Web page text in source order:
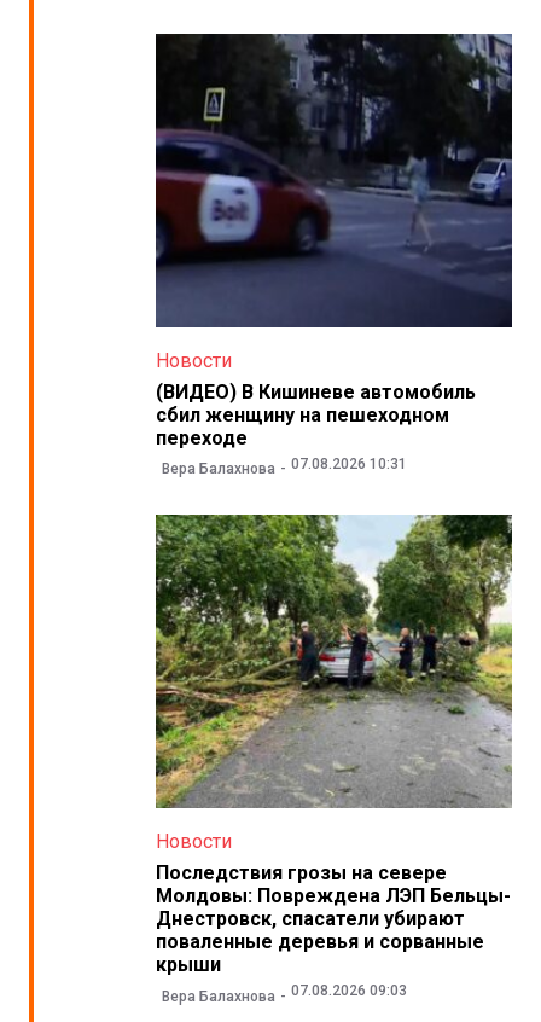
Новости
(ВИДЕО) В Кишиневе автомобиль
сбил женщину на пешеходном
переходе
Вера Балахнова 07.08.2026 10:31
Новости
Последствия грозы на севере
Молдовы: Повреждена ЛЭП Бельцы-
Днестровск, спасатели убирают
поваленные деревья и сорванные
крыши
Вера Балахнова 07.08.2026 09:03